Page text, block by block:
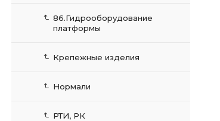
86.Гидрооборудование
платформы
Крепежные изделия
Нормали
РТИ, РК